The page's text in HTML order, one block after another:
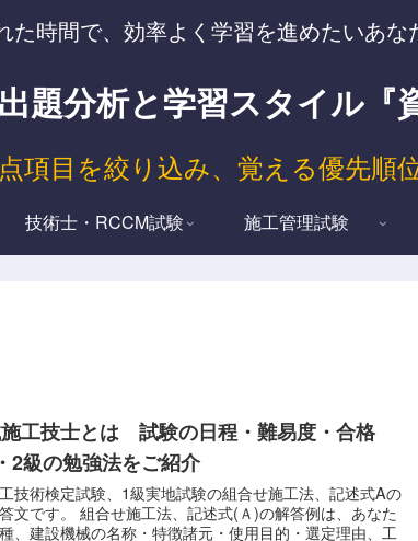
た時間で、効率よく学習を進めたいあな
題分析と学習スタイル『
項目を絞り込み、覚える優先順
技術士・RCCM試験 施工管理試験
工技士とは 試験の日程・難易度・合格
級の勉強法をご紹介
技術検定試験、1級実地試験の組合せ施工法、記述式Aの
文です。 組合せ施工法、記述式(Ａ)の解答例は、あなた
、建設機械の名称・特徴諸元・使用目的・選定理由、工